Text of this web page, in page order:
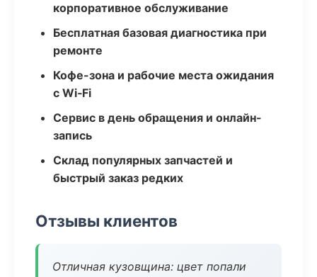
корпоративное обслуживание
Бесплатная базовая диагностика при
ремонте
Кофе-зона и рабочие места ожидания
с Wi‑Fi
Сервис в день обращения и онлайн-
запись
Склад популярных запчастей и
быстрый заказ редких
Отзывы клиентов
Отличная кузовщина: цвет попали